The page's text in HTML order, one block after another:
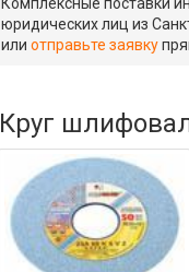
юридических лиц из
илиотправьте заявку
Круг